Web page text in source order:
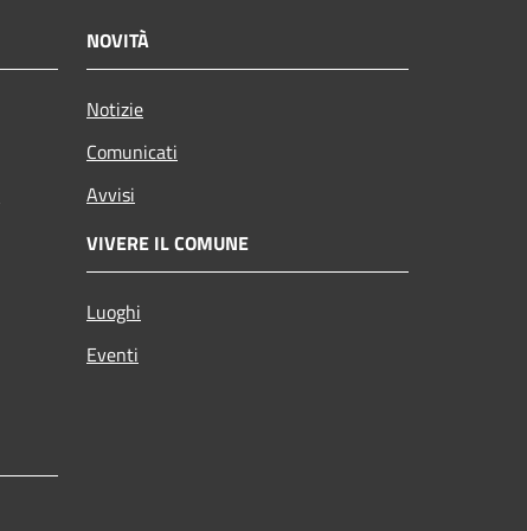
NOVITÀ
Notizie
Comunicati
Avvisi
VIVERE IL COMUNE
Luoghi
Eventi